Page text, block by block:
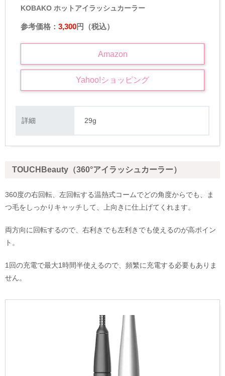
KOBAKO ホットアイラッシュカーラー
参考価格： 3,300円（税込）
Amazon
Yahoo!ショッピング
詳細 29g
TOUCHBeauty（360°アイラッシュカーラー）
360度の右回転、左回転する温熱式コームでどの角度からでも、ま
つ毛をしっかりキャッチして、上向きに仕上げてくれます。
両方向に回転するので、右利きでも左利きでも使えるのが高ポイン
ト。
1回の充電で最大1時間半使えるので、頻繁に充電する必要もありま
せん。